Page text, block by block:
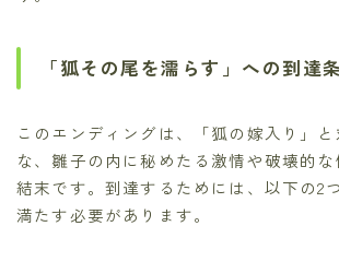
「狐その尾を濡らす」への到達
このエンディングは、「狐の嫁入り」と
な、雛子の内に秘めたる激情や破壊的
結末です。到達するためには、以下の2
満たす必要があります。